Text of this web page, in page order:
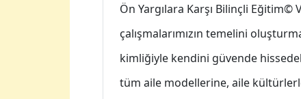
Ön Yargılara Karşı Bilinçli
çalışmalarımızın temelini
kimliğiyle kendini güvende
tüm aile modellerine, aile